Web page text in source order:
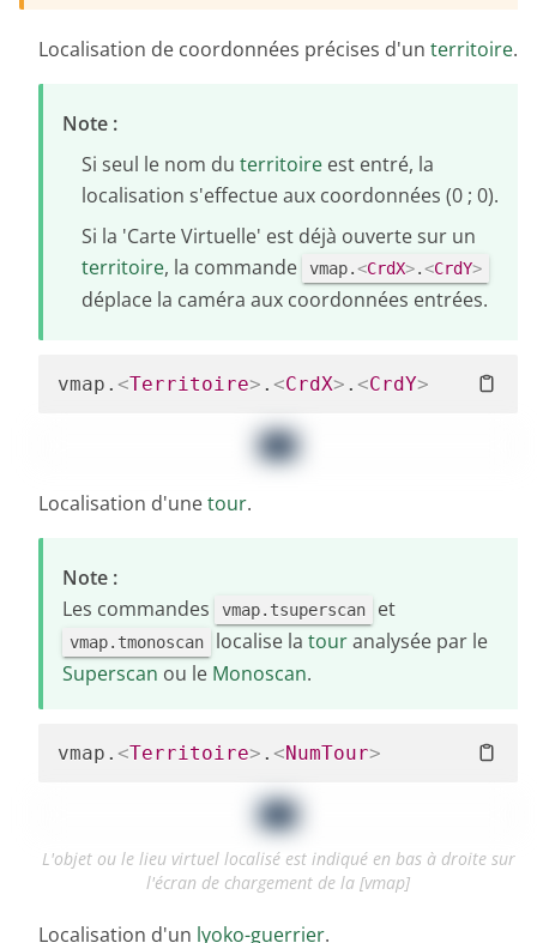
Localisation de coordonnées précises d'un territoire.
Note :
Si seul le nom du territoire est entré, la
localisation s'effectue aux coordonnées (0 ; 0).
Si la 'Carte Virtuelle' est déjà ouverte sur un
territoire, la commande vmap.<CrdX>.<CrdY>
déplace la caméra aux coordonnées entrées.
vmap. <Territoire> . <CrdX> . <CrdY>
Localisation d'unetour.
Note :
Les commandes
vmap.tsuperscan et
vmap.tmonoscan localise la touranalysée par le
Superscan ou le Monoscan.
vmap. <Territoire> . <NumTour>
L'objet ou le lieu virtuel localisé est indiqué en bas à droite sur
l'écran de chargement de la [vmap]
Localisation d'un lyoko-guerrier.